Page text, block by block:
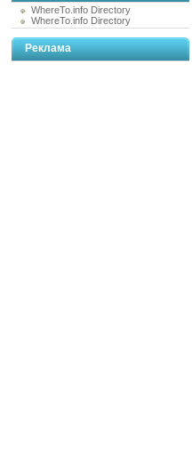
WhereTo.info Directory
WhereTo.info Directory
Реклама